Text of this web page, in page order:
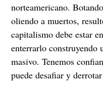
norteamericano.
oliendo a muertos,
capitalismo debe estar
enterrarlo construyendo
masivo. Tenemos
puede desafiar y